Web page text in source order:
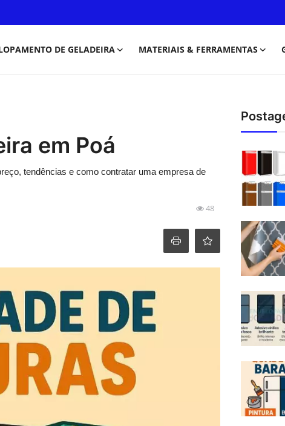
DE GELADEIRA MATERIAIS & FERRAMENTAS
em Poá
tendências e como contratar uma empresa de
48